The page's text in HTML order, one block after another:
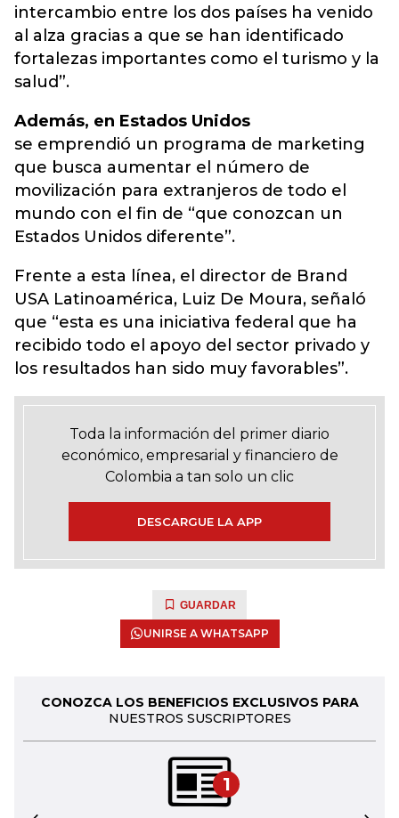
intercambio entre los dos países ha venido
al alza gracias a que se han identificado
fortalezas importantes como el turismo y la
salud”.
Además, en Estados Unidos
se emprendió un programa de marketing
que busca aumentar el número de
movilización para extranjeros de todo el
mundo con el fin de “que conozcan un
Estados Unidos diferente”.
Frente a esta línea, el director de Brand
USA Latinoamérica, Luiz De Moura, señaló
que “esta es una iniciativa federal que ha
recibido todo el apoyo del sector privado y
los resultados han sido muy favorables”.
Toda la información del primer diario
económico, empresarial y financiero de
Colombia a tan solo un clic
DESCARGUE LA APP
GUARDAR
UNIRSE A WHATSAPP
CONOZCA LOS BENEFICIOS EXCLUSIVOS PARA
NUESTROS SUSCRIPTORES
1